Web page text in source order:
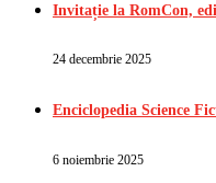
Invitație la RomCon,
24 decembrie 2025
Enciclopedia Science
6 noiembrie 2025